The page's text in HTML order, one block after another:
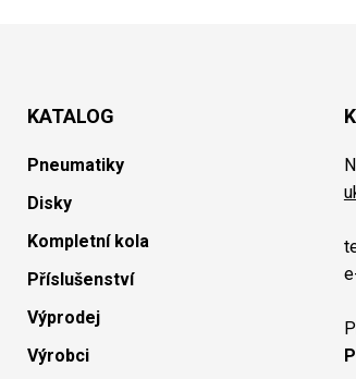
KATALOG
Pneumatiky
Disky
Kompletní kola
Příslušenství
Výprodej
Výrobci